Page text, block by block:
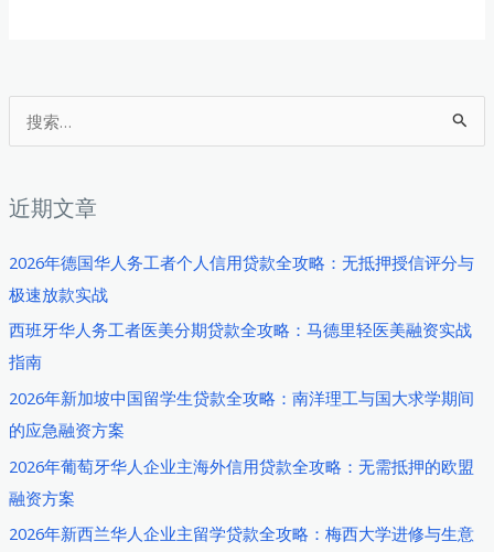
索
近期文章
2026年德国华人务工者个人信用贷款全攻略：无抵押授信评分与
极速放款实战
西班牙华人务工者医美分期贷款全攻略：马德里轻医美融资实战
指南
2026年新加坡中国留学生贷款全攻略：南洋理工与国大求学期间
的应急融资方案
2026年葡萄牙华人企业主海外信用贷款全攻略：无需抵押的欧盟
融资方案
2026年新西兰华人企业主留学贷款全攻略：梅西大学进修与生意